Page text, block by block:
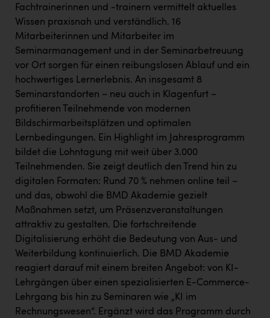
Fachtrainerinnen und -trainern vermittelt aktuelles
Wissen praxisnah und verständlich. 16
Mitarbeiterinnen und Mitarbeiter im
Seminarmanagement und in der Seminarbetreuung
vor Ort sorgen für einen reibungslosen Ablauf und ein
hochwertiges Lernerlebnis. An insgesamt 8
Seminarstandorten – neu auch in Klagenfurt –
profitieren Teilnehmende von modernen
Bildschirmarbeitsplätzen und optimalen
Lernbedingungen. Ein Highlight im Jahresprogramm
bildet die Lohntagung mit weit über 3.000
Teilnehmenden. Sie zeigt deutlich den Trend hin zu
digitalen Formaten: Rund 70 % nehmen online teil –
und das, obwohl die BMD Akademie gezielt
Maßnahmen setzt, um Präsenzveranstaltungen
attraktiv zu gestalten. Die fortschreitende
Digitalisierung erhöht die Bedeutung von Aus- und
Weiterbildung kontinuierlich. Die BMD Akademie
reagiert darauf mit einem breiten Angebot: von KI-
Lehrgängen über einen spezialisierten E-Commerce-
Lehrgang bis hin zu Seminaren wie „KI im
Rechnungswesen“. Ergänzt wird das Programm durch